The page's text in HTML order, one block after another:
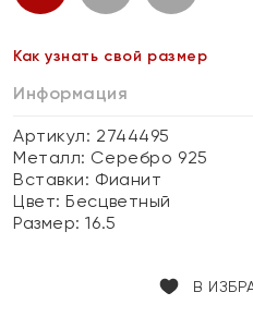
Как узнать свой размер
Информация
Артикул: 2744495
Металл: Серебро 925
Вставки: Фианит
Цвет:Бесцветный
Размер:16.5
В